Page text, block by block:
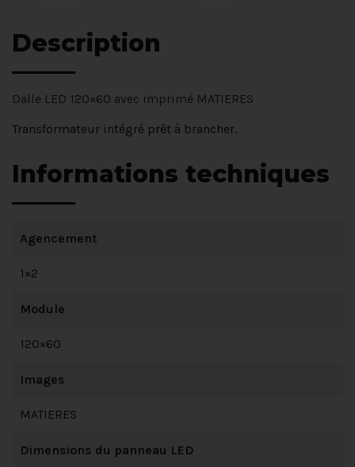
Description
Dalle LED 120×60 avec imprimé MATIERES
Transformateur intégré prêt à brancher.
Informations techniques
Agencement
1×2
Module
120×60
Images
MATIERES
Dimensions du panneau LED